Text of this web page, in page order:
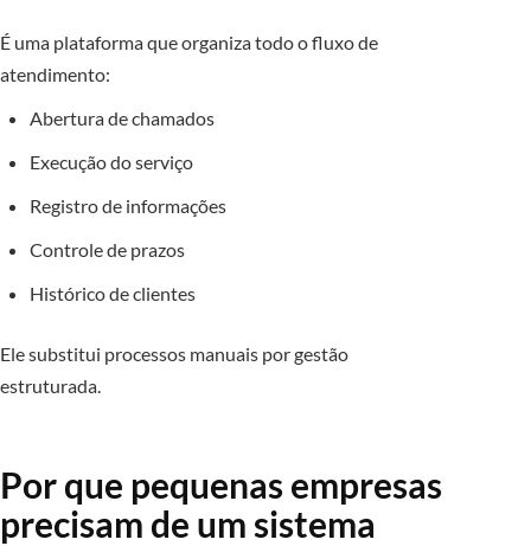
É uma plataforma que organiza todo o fluxo de
atendimento:
Abertura de chamados
Execução do serviço
Registro de informações
Controle de prazos
Histórico de clientes
Ele substitui processos manuais por gestão
estruturada.
Por que pequenas empresas
precisam de um sistema